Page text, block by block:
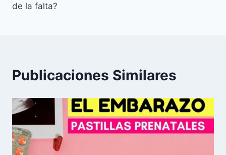
de la falta?
Publicaciones Similares